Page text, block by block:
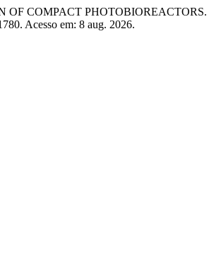
COMPACT PHOTOBIOREACTORS.
Acesso em: 8 aug. 2026.